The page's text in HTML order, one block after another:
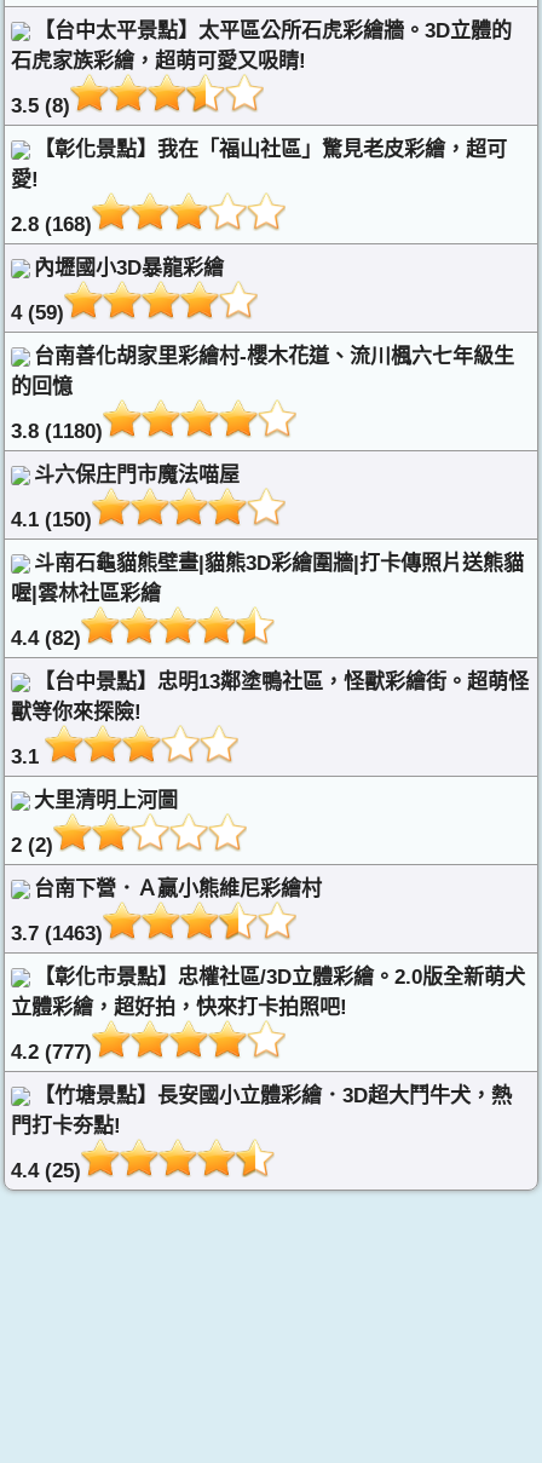
【台中太平景點】太平區公所石虎彩繪牆。3D立體的
石虎家族彩繪，超萌可愛又吸睛!
3.5 (8)
【彰化景點】我在「福山社區」驚見老皮彩繪，超可
愛!
2.8 (168)
內壢國小3D暴龍彩繪
4 (59)
台南善化胡家里彩繪村-櫻木花道、流川楓六七年級生
的回憶
3.8 (1180)
斗六保庄門市魔法喵屋
4.1 (150)
斗南石龜貓熊壁畫|貓熊3D彩繪圍牆|打卡傳照片送熊貓
喔|雲林社區彩繪
4.4 (82)
【台中景點】忠明13鄰塗鴨社區，怪獸彩繪街。超萌怪
獸等你來探險!
3.1
大里清明上河圖
2 (2)
台南下營．Ａ贏小熊維尼彩繪村
3.7 (1463)
【彰化市景點】忠權社區/3D立體彩繪。2.0版全新萌犬
立體彩繪，超好拍，快來打卡拍照吧!
4.2 (777)
【竹塘景點】長安國小立體彩繪．3D超大鬥牛犬，熱
門打卡夯點!
4.4 (25)